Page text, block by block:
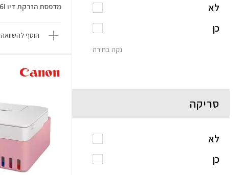
מדפסת הזרקת דיו TR4756I
הוסף להשוואה
לא
כן
נקה בחירה
סריקה
לא
כן